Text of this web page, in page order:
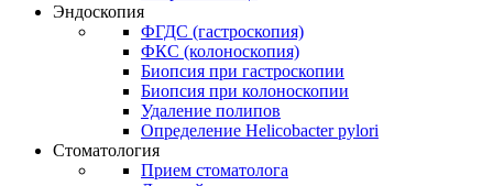
Эндоскопия
ФГДС (гастроскопия)
ФКС (колоноскопия)
Биопсия при гастроскопии
Биопсия при колоноскопии
Удаление полипов
Определение Helicobacter pylori
Стоматология
Прием стоматолога